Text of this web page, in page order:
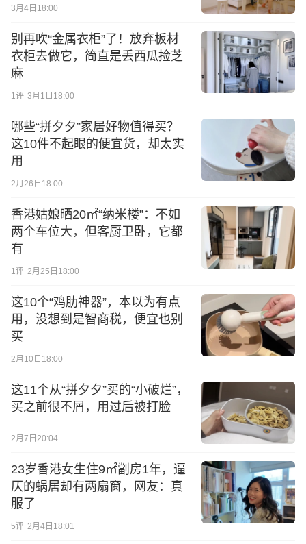
3月4日18:00
别再吹“金属衣柜”了！放弃板材
衣柜去做它，简直是丢西瓜捡芝
麻
1评 3月1日18:00
哪些“拼夕夕”家居好物值得买？
这10件不起眼的便宜货，却太实
用
2月26日18:00
香港姑娘晒20㎡“纳米楼”：不如
两个车位大，但客厨卫卧，它都
有
1评 2月25日18:00
这10个“鸡肋神器”，本以为有点
用，没想到是智商税，便宜也别
买
2月10日18:00
这11个从“拼夕夕”买的“小破烂”，
买之前很不屑，用过后被打脸
2月7日20:04
23岁香港女生住9㎡劏房1年，逼
仄的蜗居却有两扇窗，网友：真
服了
5评 2月4日18:01